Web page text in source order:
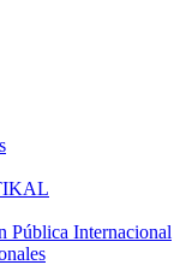
Pública Internacional